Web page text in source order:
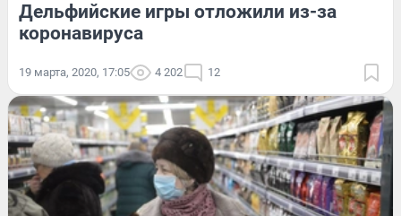
Дельфийские игры отложили из-за
коронавируса
19 марта, 2020, 17:05 4 202 12